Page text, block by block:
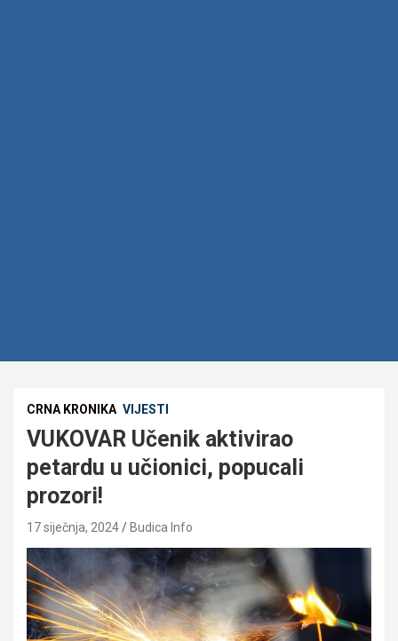
CRNA KRONIKA VIJESTI
VUKOVAR Učenik aktivirao
petardu u učionici, popucali
prozori!
17 siječnja, 2024 Budica Info